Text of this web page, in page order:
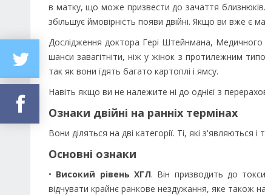
в матку, що може призвести до зачаття
збільшує ймовірність появи двійні. Якщо ви вже є
Дослідження доктора Гері Штейнмана,
шанси завагітніти, ніж у жінок з протилежним
так як вони їдять багато картоплі і ямсу.
Навіть якщо ви не належите ні до однієї з
Ознаки двійні на ранніх термінах
Вони діляться на дві категорії. Ті, які з'являються
Основні ознаки
• Високий рівень ХГЛ. Він призводить до
відчувати крайнє ранкове нездужання, яке також